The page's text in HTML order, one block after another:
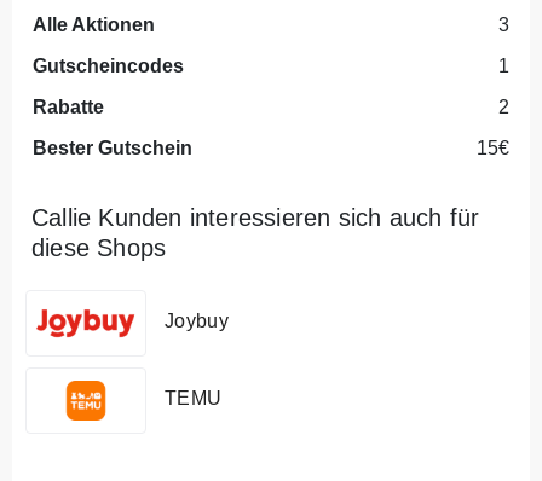
Alle Aktionen
3
Gutscheincodes
1
Rabatte
2
Bester Gutschein
15€
Callie Kunden interessieren sich auch für
diese Shops
Joybuy
TEMU